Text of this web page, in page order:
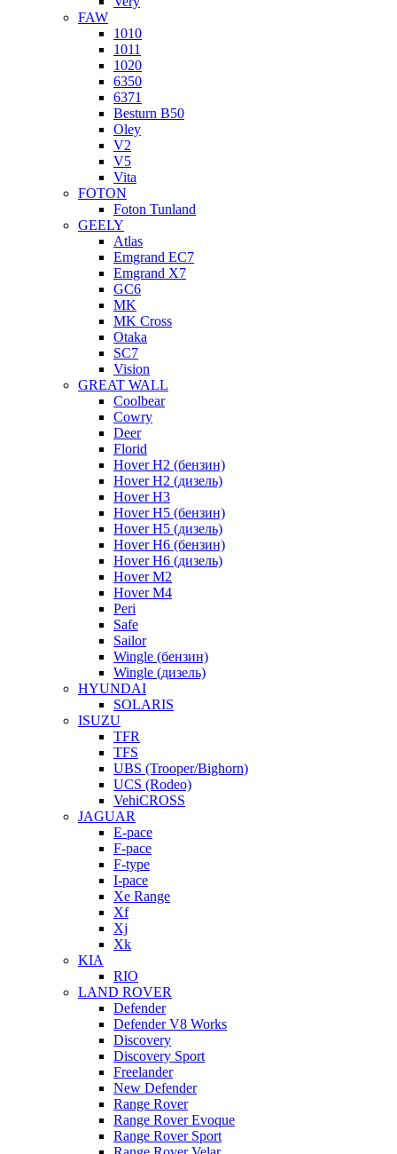
FAW
1010
1011
1020
6350
6371
Besturn B50
Oley
V2
V5
Vita
FOTON
Foton Tunland
GEELY
Atlas
Emgrand EC7
Emgrand X7
GC6
MK
MK Cross
Otaka
SC7
Vision
GREAT WALL
Coolbear
Cowry
Deer
Florid
Hover H2 (бензин)
Hover H2 (дизель)
Hover H3
Hover H5 (бензин)
Hover H5 (дизель)
Hover H6 (бензин)
Hover H6 (дизель)
Hover M2
Hover M4
Peri
Safe
Sailor
Wingle (бензин)
Wingle (дизель)
HYUNDAI
SOLARIS
ISUZU
TFR
TFS
UBS (Trooper/Bighorn)
UCS (Rodeo)
VehiCROSS
JAGUAR
E-pace
F-pace
F-type
I-pace
Xe Range
Xf
Xj
Xk
KIA
RIO
LAND ROVER
Defender
Defender V8 Works
Discovery
Discovery Sport
Freelander
New Defender
Range Rover
Range Rover Evoque
Range Rover Sport